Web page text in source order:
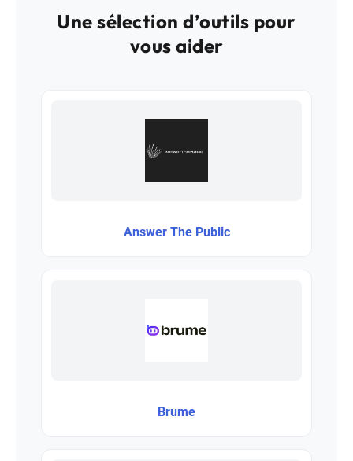
Une sélection d’outils pour
vous aider
Answer The Public
Brume